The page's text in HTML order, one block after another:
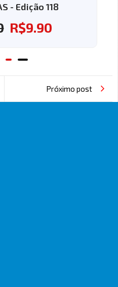
- Edição 118
R$9.90
Próximo post